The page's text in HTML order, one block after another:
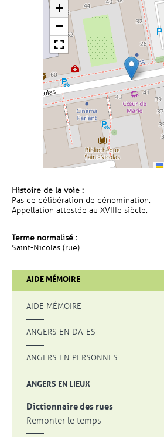
+
−
Histoire de la voie :
Pas de délibération de dénomination.
Appellation attestée au XVIIIe siècle.
Terme normalisé :
Saint-Nicolas (rue)
AIDE MÉMOIRE
AIDE MÉMOIRE
ANGERS EN DATES
ANGERS EN PERSONNES
ANGERS EN LIEUX
Dictionnaire des rues
Remonter le temps